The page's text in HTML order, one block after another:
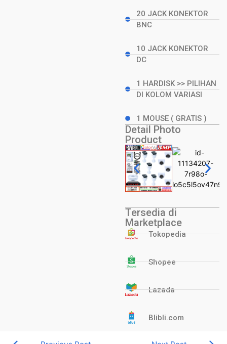
20 JACK KONEKTOR
BNC
10 JACK KONEKTOR
DC
1 HARDISK >> PILIHAN
DI KOLOM VARIASI
1 MOUSE ( GRATIS )
Detail Photo
Product
Tersedia di
Marketplace
Tokopedia
Shopee
Lazada
Blibli.com